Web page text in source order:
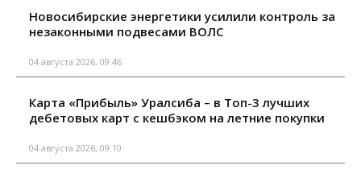
Новосибирские энергетики усилили контроль за
незаконными подвесами ВОЛС
04 августа 2026, 09:46
Карта «Прибыль» Уралсиба – в Топ-3 лучших
дебетовых карт с кешбэком на летние покупки
04 августа 2026, 09:10